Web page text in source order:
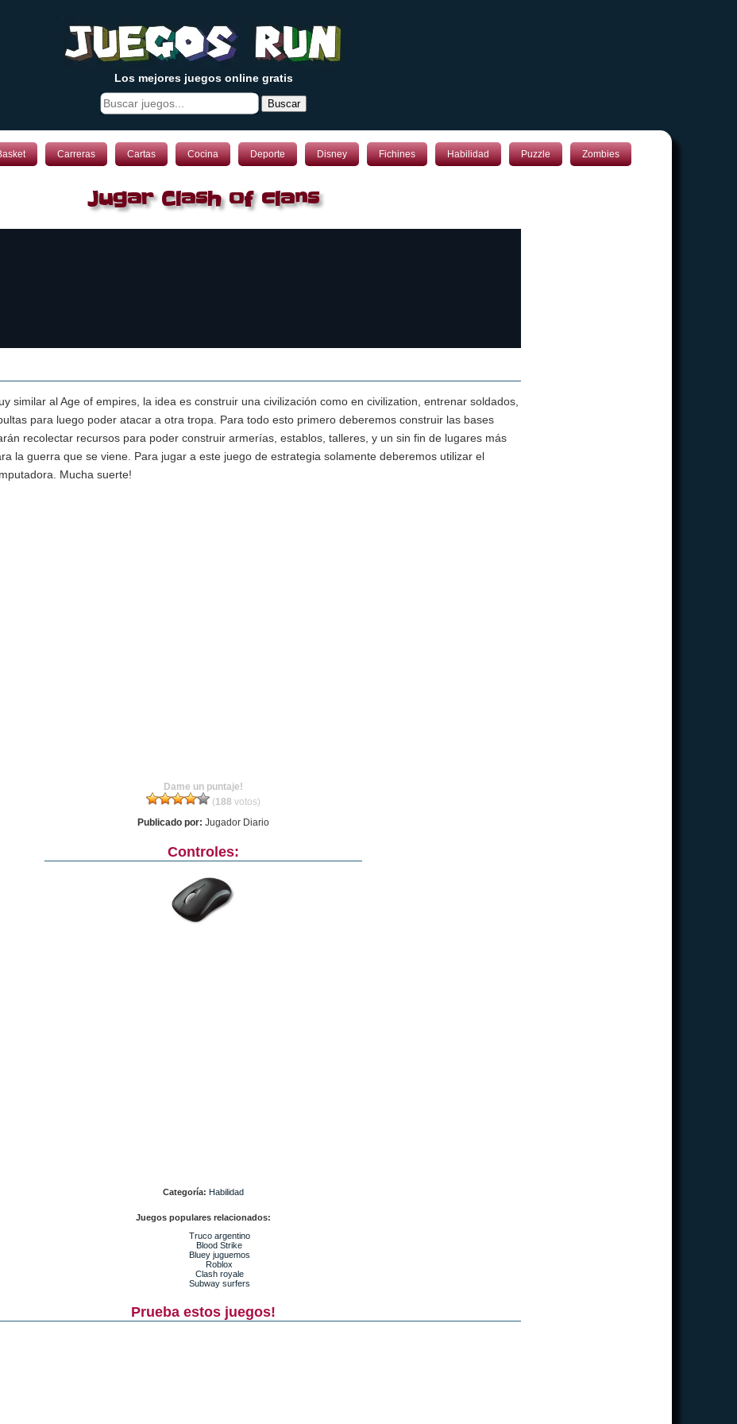
Los mejores juegos online gratis
Buscar
Carreras Cartas Cocina Deporte Disney Fichines Habilidad Puzzle Zombies
Jugar Clash of clans
similar al Age of empires, la idea es construir una civilización como en civilization, entrenar soldados,
para luego poder atacar a otra tropa. Para todo esto primero deberemos construir las bases
recolectar recursos para poder construir armerías, establos, talleres, y un sin fin de lugares más
la guerra que se viene. Para jugar a este juego de estrategia solamente deberemos utilizar el
Mucha suerte!
Dame un puntaje!
(188 votos)
Publicado por: Jugador Diario
Controles:
Categoría: Habilidad
Juegos populares relacionados:
Truco argentino
Blood Strike
Bluey juguemos
Roblox
Clash royale
Subway surfers
Prueba estos juegos!